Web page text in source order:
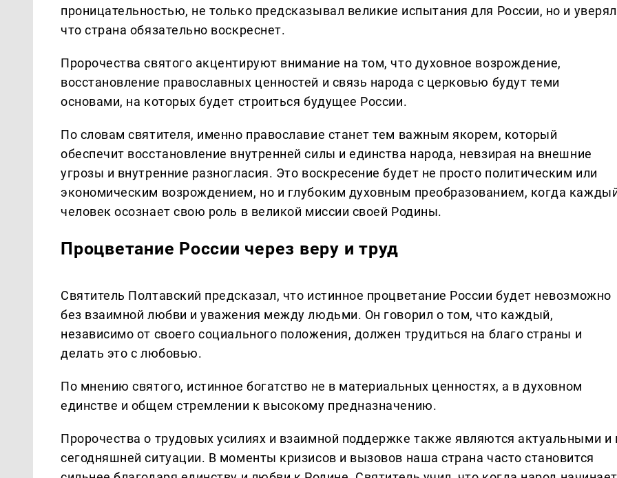
проницательностью, не только предсказывал великие испытания для России, но и
что страна обязательно воскреснет.
Пророчества святого акцентируют внимание на том, что духовное возрождение,
восстановление православных ценностей и связь народа с церковью будут теми
основами, на которых будет строиться будущее России.
По словам святителя, именно православие станет тем важным якорем, который
обеспечит восстановление внутренней силы и единства народа, невзирая на внешние
угрозы и внутренние разногласия. Это воскресение будет не просто политическим или
экономическим возрождением, но и глубоким духовным преобразованием, когда
человек осознает свою роль в великой миссии своей Родины.
Процветание России через веру и труд
Святитель Полтавский предсказал, что истинное процветание России будет невозможно
без взаимной любви и уважения между людьми. Он говорил о том, что каждый,
независимо от своего социального положения, должен трудиться на благо страны и
делать это с любовью.
По мнению святого, истинное богатство не в материальных ценностях, а в духовном
единстве и общем стремлении к высокому предназначению.
Пророчества о трудовых усилиях и взаимной поддержке также являются актуальными и
сегодняшней ситуации. В моменты кризисов и вызовов наша страна часто становится